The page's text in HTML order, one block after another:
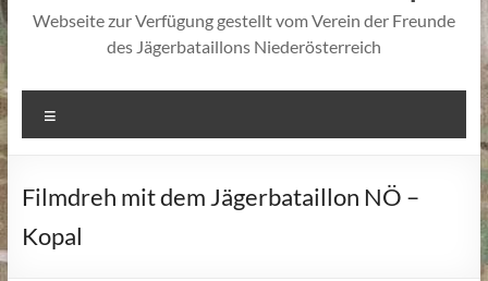
Webseite zur Verfügung gestellt vom Verein der Freunde
des Jägerbataillons Niederösterreich
Filmdreh mit dem Jägerbataillon NÖ –
Kopal